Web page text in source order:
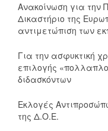
Ανακοίνωση για
Δικαστήριο της
αντιμετώπιση των
Για την ασφυκτική
επιλογής
διδασκόντων
Εκλογές
της Δ.Ο.Ε.